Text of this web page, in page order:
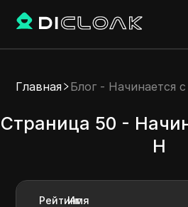
Главная Блог - Начинается
Страница 50 -
H
Рейтинг
Имя